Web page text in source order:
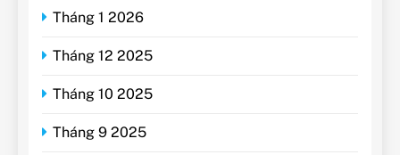
Tháng 1 2026
Tháng 12 2025
Tháng 10 2025
Tháng 9 2025